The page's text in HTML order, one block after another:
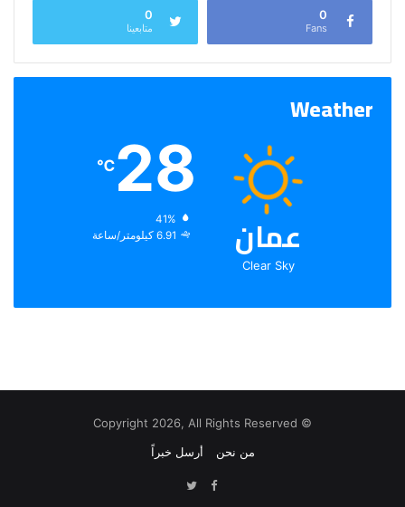
0
Fans
0
متابعينا
Weather
عمان
Clear Sky
28
℃
الرطوبة:
الرياح:
© Copyright 2026, All Rights Reserved
من نحن
أرسل خبراً